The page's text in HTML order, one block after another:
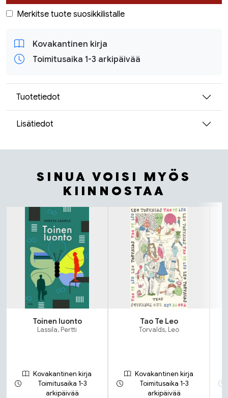
Merkitse tuote suosikkilistalle
Kovakantinen kirja
Toimitusaika 1-3 arkipäivää
Tuotetiedot
Lisätiedot
SINUA VOISI MYÖS
KIINNOSTAA
Tuoteluettelon alku
Toinen luonto
Lassila, Pertti
Kovakantinen kirja
Toimitusaika 1-3
arkipäivää
Tao Te Leo
Torvalds, Leo
Kovakantinen kirja
Toimitusaika 1-3
arkipäivää